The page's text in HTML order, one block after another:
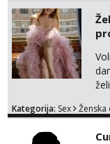
na
Kategorija: Sex